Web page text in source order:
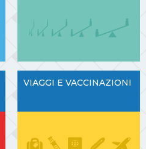
VIAGGI E VACCINAZIONI